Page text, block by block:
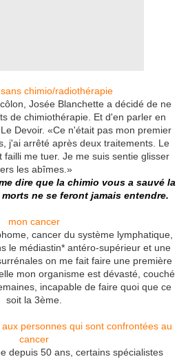
chimio/radiothérapie
Josée Blanchette a décidé de ne
de chimiothérapie. Et d'en parler en
Devoir. «Ce n'était pas mon premier
j'ai arrêté après deux traitements. Le
failli me tuer. Je me suis sentie glisser
les abîmes.»
dire que la chimio vous a sauvé la
ne se feront jamais entendre.
mon cancer
cancer du système lymphatique,
le médiastin* antéro-supérieur et une
on me fait faire une première
mon organisme est dévasté, couché
incapable de faire quoi que ce
soit la 3ème.
personnes qui sont confrontées au
cancer
depuis 50 ans, certains spécialistes